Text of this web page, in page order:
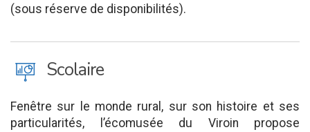
(sous réserve de disponibilités).
J Scolaire
Fenêtre sur le monde rural, sur son histoire et ses
particularités, l’écomusée du Viroin propose